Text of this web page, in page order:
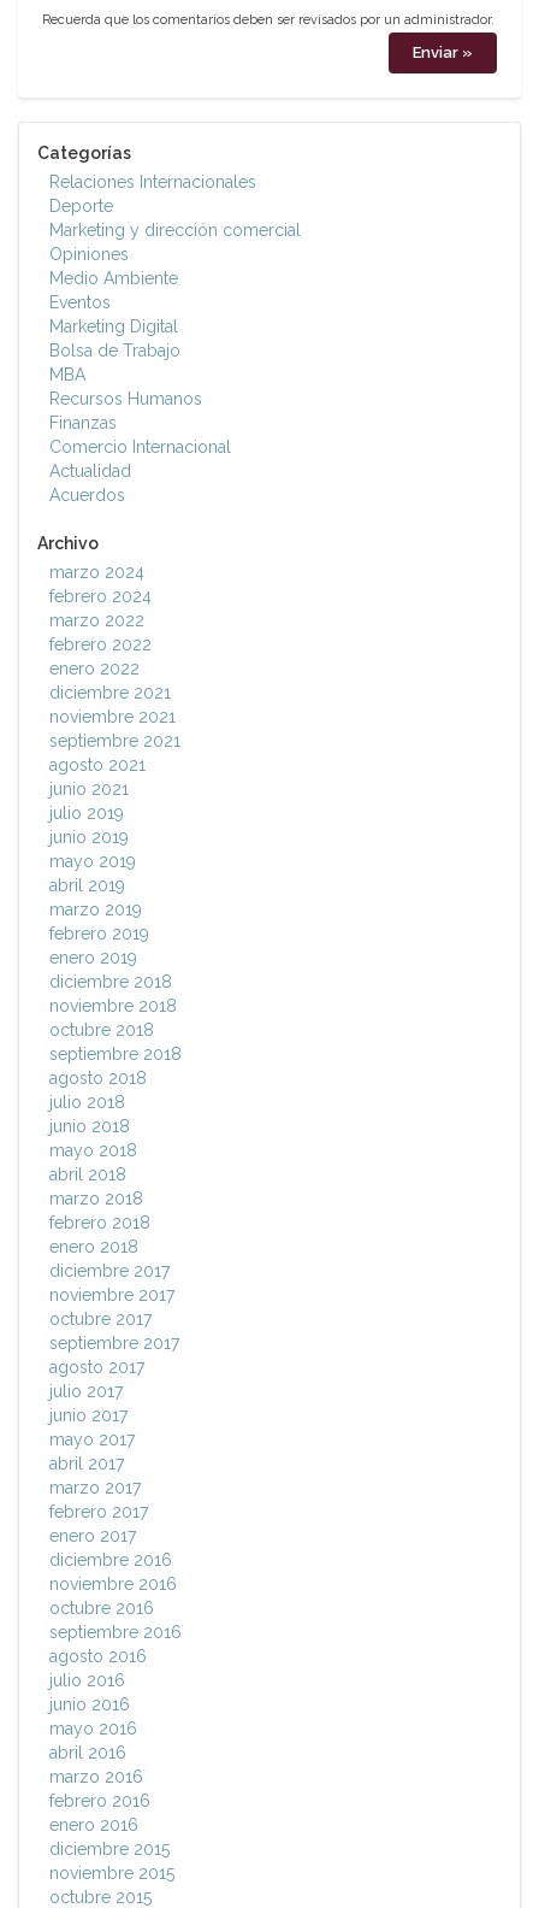
Recuerda que los comentarios deben ser revisados por un administrador.
Categorías
Relaciones Internacionales
Deporte
Marketing y dirección comercial
Opiniones
Medio Ambiente
Eventos
Marketing Digital
Bolsa de Trabajo
MBA
Recursos Humanos
Finanzas
Comercio Internacional
Actualidad
Acuerdos
Archivo
marzo 2024
febrero 2024
marzo 2022
febrero 2022
enero 2022
diciembre 2021
noviembre 2021
septiembre 2021
agosto 2021
junio 2021
julio 2019
junio 2019
mayo 2019
abril 2019
marzo 2019
febrero 2019
enero 2019
diciembre 2018
noviembre 2018
octubre 2018
septiembre 2018
agosto 2018
julio 2018
junio 2018
mayo 2018
abril 2018
marzo 2018
febrero 2018
enero 2018
diciembre 2017
noviembre 2017
octubre 2017
septiembre 2017
agosto 2017
julio 2017
junio 2017
mayo 2017
abril 2017
marzo 2017
febrero 2017
enero 2017
diciembre 2016
noviembre 2016
octubre 2016
septiembre 2016
agosto 2016
julio 2016
junio 2016
mayo 2016
abril 2016
marzo 2016
febrero 2016
enero 2016
diciembre 2015
noviembre 2015
octubre 2015